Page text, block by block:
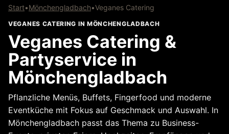
Start•Mönchengladbach•Veganes Catering
VEGANES CATERING IN MÖNCHENGLADBACH
Veganes Catering &
Partyservice in
Mönchengladbach
Pflanzliche Menüs, Buffets, Fingerfood und moderne
Eventküche mit Fokus auf Geschmack und Auswahl. In
Mönchengladbach passt das Thema zu Business-